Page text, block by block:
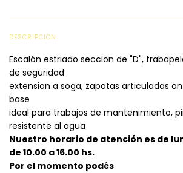
DESCRIPCIÓN
Escalón estriado seccion de "D",
de seguridad
extension a soga, zapatas articuladas
base
ideal para trabajos de mantenimiento,
resistente al agua
Nuestro horario de atención es de
de 10.00 a 16.00 hs.
Por el momento podés